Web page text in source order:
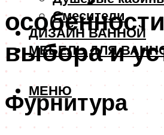
Смесители
ДИЗАЙН ВАННОЙ
МЕБЕЛЬ ДЛЯ
МЕНЮ
особенности
выбора и
Фурнитура